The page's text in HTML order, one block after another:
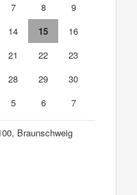
7 8
9
14 15
16
21 22
23
28 29
30
5 6 7
Braunschweig